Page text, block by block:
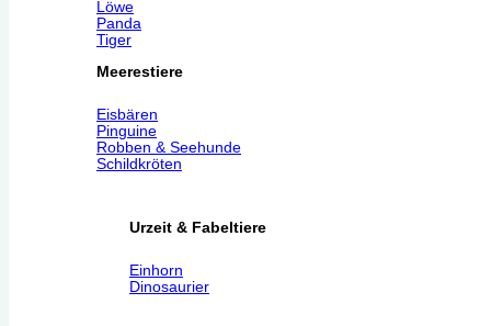
Löwe
Panda
Tiger
Meerestiere
Eisbären
Pinguine
Robben & Seehunde
Schildkröten
Urzeit & Fabeltiere
Einhorn
Dinosaurier